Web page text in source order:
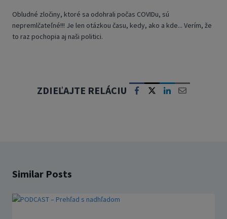
Obludné zločiny, ktoré sa odohrali počas COVIDu, sú
nepremlčateľné!!! Je len otázkou času, kedy, ako a kde... Verím, že
to raz pochopia aj naši politici.
ZDIEĽAJTE RELÁCIU
Similar Posts